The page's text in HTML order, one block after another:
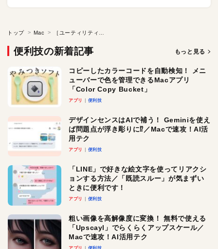
トップ Mac ［ユーティリティ］フォルダ内ソフトの便利技をマスターしよう！
便利技の新着記事 もっと見る
コピーしたカラーコードを自動検知！ メニ
ューバーで色を管理できるMacアプリ
「Color Copy Bucket」
アプリ 便利技
デザインセンスはAIで補う！ Geminiを使え
ば問題点が浮き彫りに⁉︎／Macで速攻！AI活
用テク
アプリ 便利技
「LINE」で好きな絵文字を使ってリアクシ
ョンする方法／「既読スルー」が気まずい
ときに便利です！
アプリ 便利技
粗い画像を高解像度に変換！ 無料で使える
「Upscayl」でらくらくアップスケール／
Macで速攻！AI活用テク